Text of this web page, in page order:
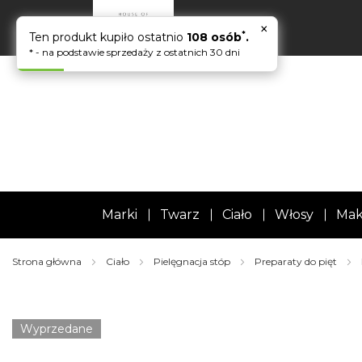
Marki Twarz Ciało Włosy
Strona główna Ciało Pielęgnacja stóp Preparaty do pięt
the
end
Wyprzedane
×
Ten produkt kupiło ostatnio 108 osób*.
* - na podstawie sprzedaży z ostatnich 30 dni